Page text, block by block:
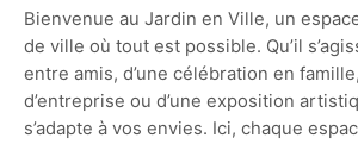
Bienvenue au Jardin en Ville, un
de ville où tout est possible. Qu’il
entre amis, d’une célébration en
d’entreprise ou d’une exposition
s’adapte à vos envies. Ici, chaque